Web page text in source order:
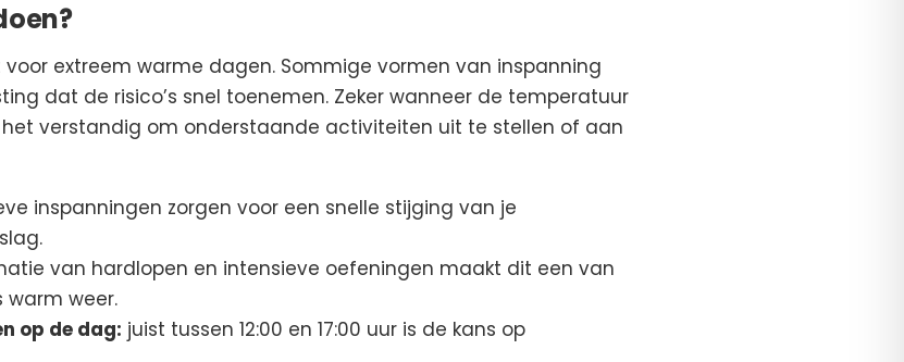
extreem warme dagen. Sommige vormen van inspanning
dat de risico’s snel toenemen. Zeker wanneer de temperatuur
verstandig om onderstaande activiteiten uit te stellen of aan
inspanningen zorgen voor een snelle stijging van je
van hardlopen en intensieve oefeningen maakt dit een van
weer.
op de dag: juist tussen 12:00 en 17:00 uur is de kans op